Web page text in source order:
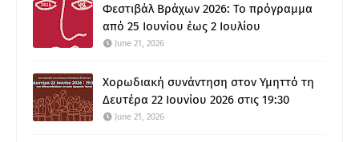
Φεστιβάλ Βράχων 2026: Το πρόγραμμα
από 25 Ιουνίου έως 2 Ιουλίου
June 21, 2026
Χορωδιακή συνάντηση στον Υμηττό τη
Δευτέρα 22 Ιουνίου 2026 στις 19:30
June 21, 2026